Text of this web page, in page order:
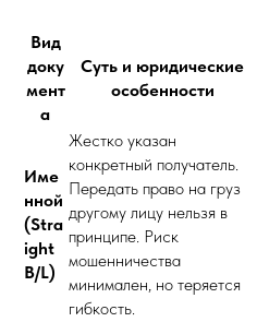
Вид
доку
мент
а
Суть и юридические
особенности
Име
нной
(Stra
ight
B/L)
Жестко указан
конкретный получатель.
Передать право на груз
другому лицу нельзя в
принципе. Риск
мошенничества
минимален, но теряется
гибкость.